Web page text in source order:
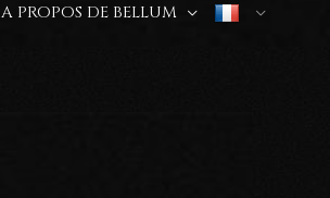
A PROPOS DE BELLUM